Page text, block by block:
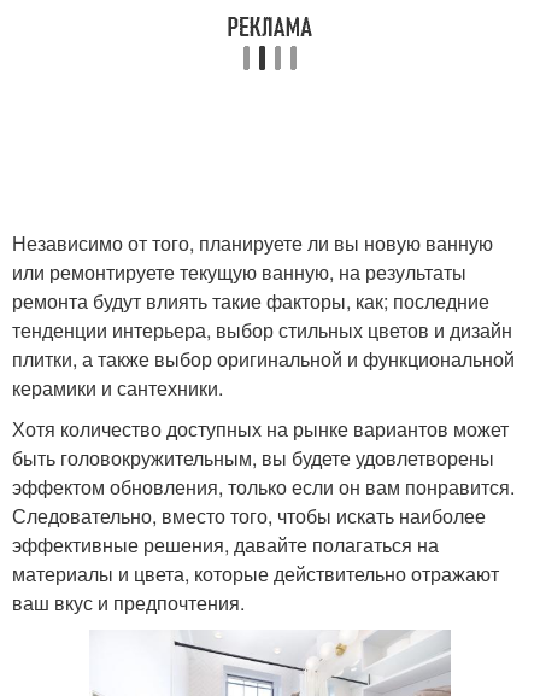
Независимо от того, планируете ли вы новую ванную
или ремонтируете текущую ванную, на результаты
ремонта будут влиять такие факторы, как; последние
тенденции интерьера, выбор стильных цветов и дизайн
плитки, а также выбор оригинальной и функциональной
керамики и сантехники.
Хотя количество доступных на рынке вариантов может
быть головокружительным, вы будете удовлетворены
эффектом обновления, только если он вам понравится.
Следовательно, вместо того, чтобы искать наиболее
эффективные решения, давайте полагаться на
материалы и цвета, которые действительно отражают
ваш вкус и предпочтения.